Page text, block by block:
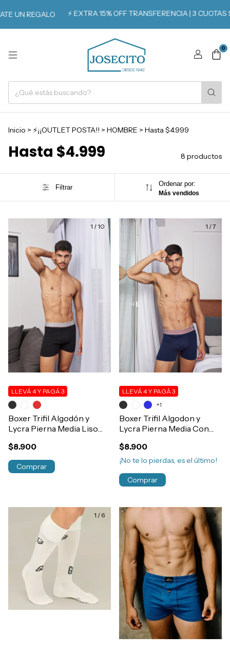
REGALO ⚡️ EXTRA 15% OFF TRANSFERENCIA | 3 CUOTAS SIN
0
Inicio > ⚡️¡¡OUTLET POSTA!! > HOMBRE > Hasta $4.999
Hasta $4.999 8 productos
Filtrar Ordenar por:
Más vendidos
1 /10
Boxer Trifil Algodón y
Lycra Pierna Media Liso
$8.900
LLEVÁ 4 Y PAGÁ 3
Comprar
1 /7
Boxer Trifil Algodon y
Lycra Pierna Media Con
$8.900
LLEVÁ 4 Y PAGÁ 3
¡No te lo pierdas, es el último!
+1
Comprar
1 / 6 1 / 3